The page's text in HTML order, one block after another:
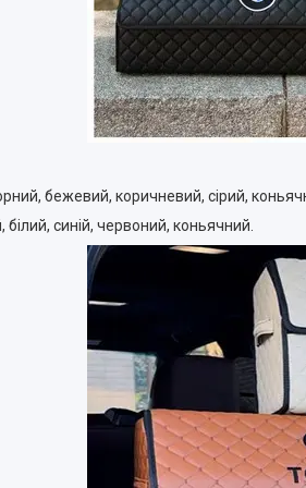
бежевий, коричневий, сірий,
білий, синій, червоний, коньячний.